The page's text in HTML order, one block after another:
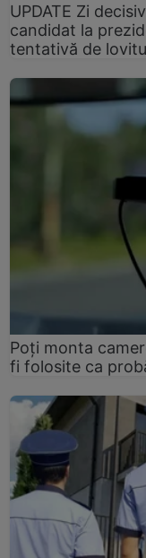
UPDATE Zi
candidat la
tentativă de
Poți monta
fi folosite ca